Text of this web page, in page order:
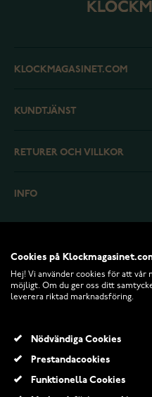
KLOCKMAGASINET.COM
KUNDTJÄNST
RETURER OCH VILLKOR
INFO
© 2026
Cookies på
Hej! Vi använder cookies för att vår
möjligt. Om du ger oss ditt
leverera riktad marknadsföring.
Nödvändiga Cookies
Prestandacookies
Funktionella Cookies